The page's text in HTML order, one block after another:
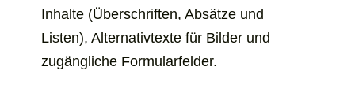
Inhalte (Überschriften, Absätze und
Listen), Alternativtexte für Bilder und
zugängliche Formularfelder.